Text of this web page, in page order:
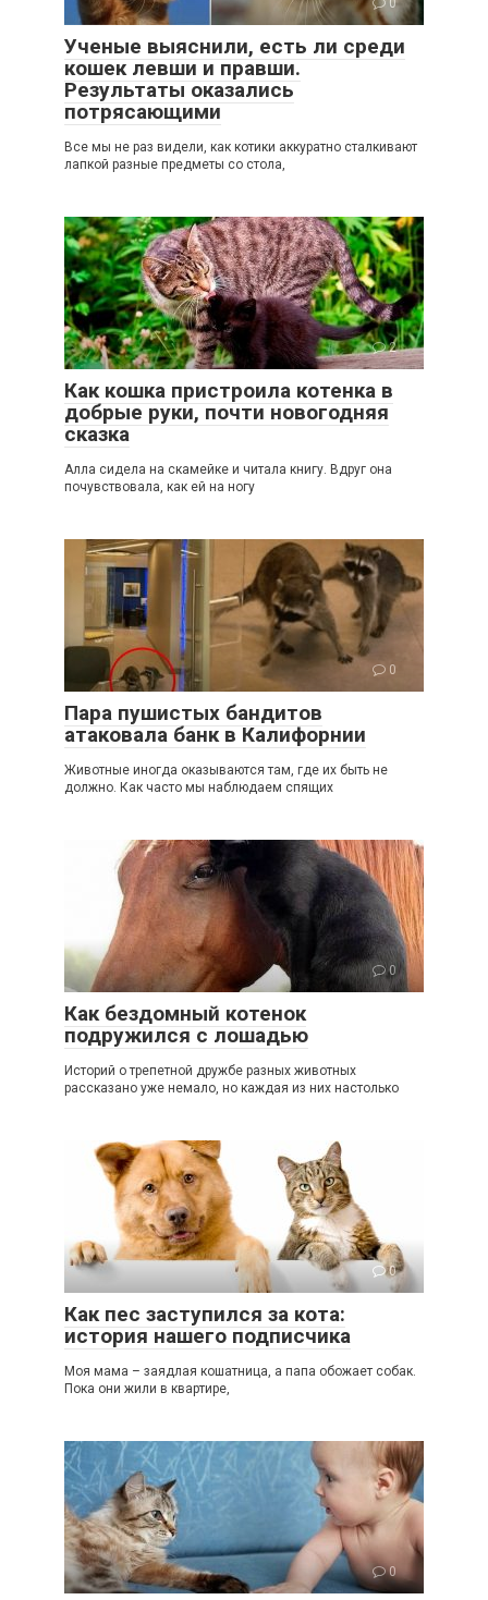
0
Ученые выяснили, есть ли среди
кошек левши и правши.
Результаты оказались
потрясающими
Все мы не раз видели, как котики аккуратно сталкивают
лапкой разные предметы со стола,
2
Как кошка пристроила котенка в
добрые руки, почти новогодняя
сказка
Алла сидела на скамейке и читала книгу. Вдруг она
почувствовала, как ей на ногу
0
Пара пушистых бандитов
атаковала банк в Калифорнии
Животные иногда оказываются там, где их быть не
должно. Как часто мы наблюдаем спящих
0
Как бездомный котенок
подружился с лошадью
Историй о трепетной дружбе разных животных
рассказано уже немало, но каждая из них настолько
0
Как пес заступился за кота:
история нашего подписчика
Моя мама – заядлая кошатница, а папа обожает собак.
Пока они жили в квартире,
0